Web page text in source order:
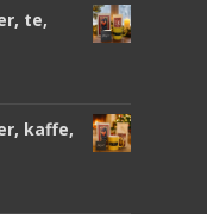
te,
kaffe,